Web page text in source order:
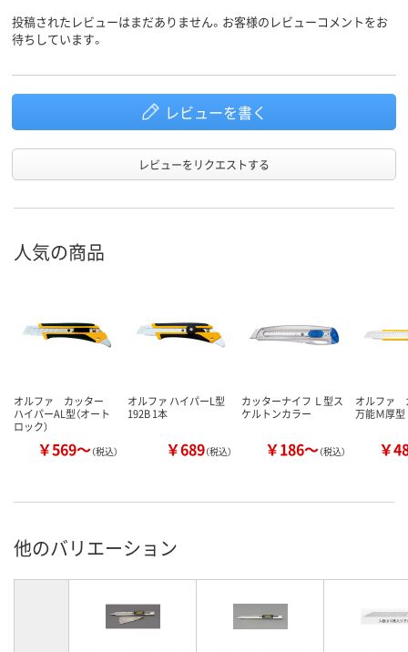
投稿されたレビューはまだありません。お客様のレビューコメントをお
待ちしています。
レビューを書く
レビューをリクエストする
人気の商品
オルファ カッター
ハイパーAL型（オート
ロック）
￥569～（税込）
オルファ ハイパーL型
192B 1本
￥689（税込）
カッターナイフ Ｌ型ス
ケルトンカラー
￥186～（税込）
オルファ
万能Ｍ厚型
￥
他のバリエーション